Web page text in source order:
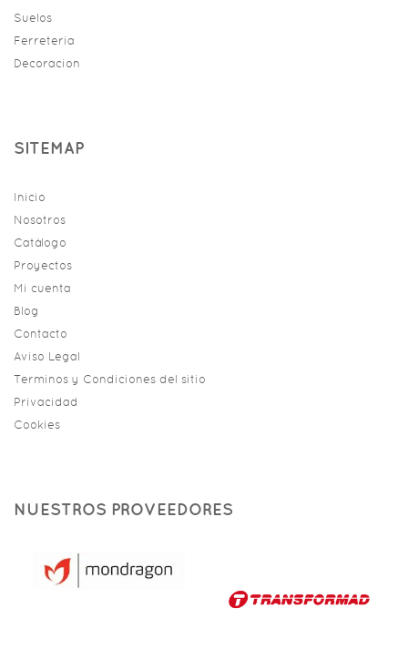
Suelos
Ferreteria
Decoracion
SITEMAP
Inicio
Nosotros
Catálogo
Proyectos
Mi cuenta
Blog
Contacto
Aviso Legal
Terminos y Condiciones del sitio
Privacidad
Cookies
NUESTROS PROVEEDORES